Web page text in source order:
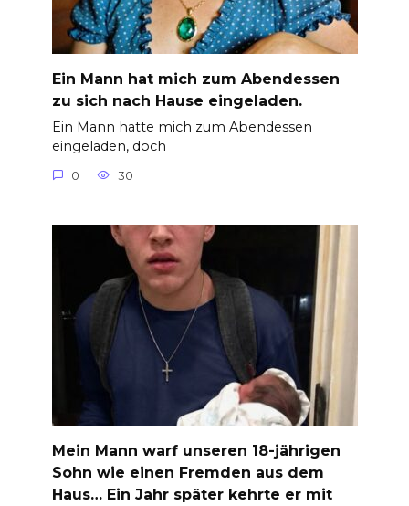
Ein Mann hat mich zum Abendessen
zu sich nach Hause eingeladen.
Ein Mann hatte mich zum Abendessen
eingeladen, doch
0 30
Mein Mann warf unseren 18-jährigen
Sohn wie einen Fremden aus dem
Haus… Ein Jahr später kehrte er mit